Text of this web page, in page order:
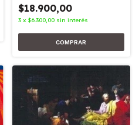
$18.900,00
3 x $6.300,00 sin interés